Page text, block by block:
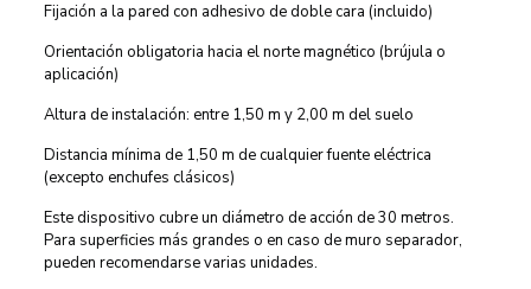
Fijación a la pared con adhesivo de doble cara (incluido)
Orientación obligatoria hacia el norte magnético (brújula o
aplicación)
Altura de instalación: entre 1,50 m y 2,00 m del suelo
Distancia mínima de 1,50 m de cualquier fuente eléctrica
(excepto enchufes clásicos)
Este dispositivo cubre un diámetro de acción de 30 metros.
Para superficies más grandes o en caso de muro separador,
pueden recomendarse varias unidades.